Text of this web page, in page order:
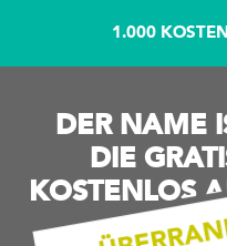
1.000
DER NAME
DIE
KOSTENLOS
ZU DIR